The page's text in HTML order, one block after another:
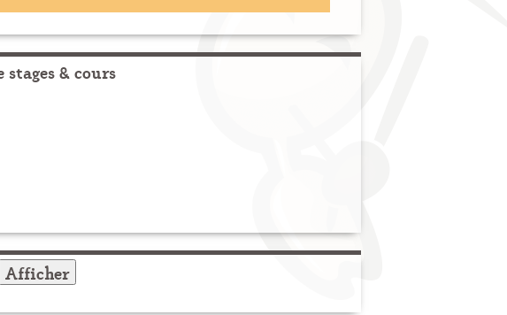
& cours
Afficher